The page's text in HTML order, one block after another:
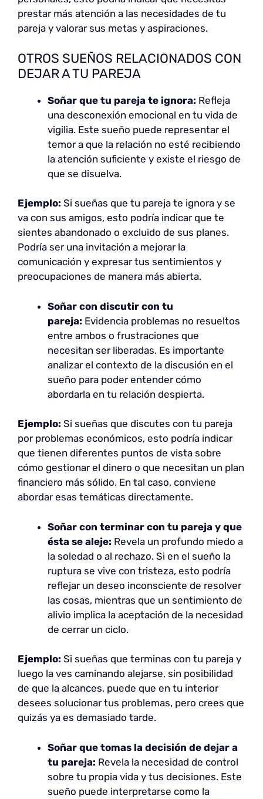
prestar más atención a las necesidades de tu
pareja y valorar sus metas y aspiraciones.
OTROS SUEÑOS RELACIONADOS CON
DEJAR A TU PAREJA
Soñar que tu pareja te ignora: Refleja
una desconexión emocional en tu vida de
vigilia. Este sueño puede representar el
temor a que la relación no esté recibiendo
la atención suficiente y existe el riesgo de
que se disuelva.
Ejemplo: Si sueñas que tu pareja te ignora y se
va con sus amigos, esto podría indicar que te
sientes abandonado o excluido de sus planes.
Podría ser una invitación a mejorar la
comunicación y expresar tus sentimientos y
preocupaciones de manera más abierta.
Soñar con discutir con tu
pareja: Evidencia problemas no resueltos
entre ambos o frustraciones que
necesitan ser liberadas. Es importante
analizar el contexto de la discusión en el
sueño para poder entender cómo
abordarla en tu relación despierta.
Ejemplo: Si sueñas que discutes con tu pareja
por problemas económicos, esto podría indicar
que tienen diferentes puntos de vista sobre
cómo gestionar el dinero o que necesitan un plan
financiero más sólido. En tal caso, conviene
abordar esas temáticas directamente.
Soñar con terminar con tu pareja y que
ésta se aleje: Revela un profundo miedo a
la soledad o al rechazo. Si en el sueño la
ruptura se vive con tristeza, esto podría
reflejar un deseo inconsciente de resolver
las cosas, mientras que un sentimiento de
alivio implica la aceptación de la necesidad
de cerrar un ciclo.
Ejemplo: Si sueñas que terminas con tu pareja y
luego la ves caminando alejarse, sin posibilidad
de que la alcances, puede que en tu interior
desees solucionar tus problemas, pero crees que
quizás ya es demasiado tarde.
Soñar que tomas la decisión de dejar a
tu pareja: Revela la necesidad de control
sobre tu propia vida y tus decisiones. Este
sueño puede interpretarse como la